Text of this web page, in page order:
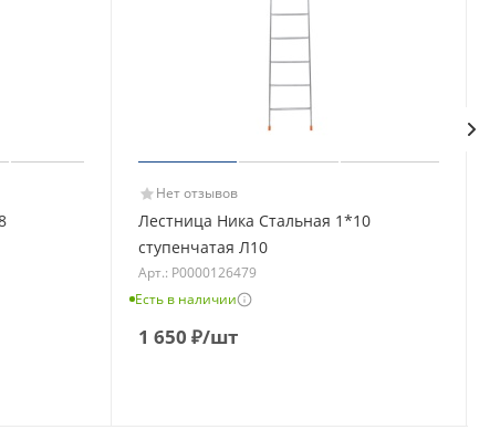
Нет отзывов
Лестница Ника Стальная 1*10
ступенчатая Л10
Арт.: Р0000126479
Есть в наличии
1 650 ₽/шт